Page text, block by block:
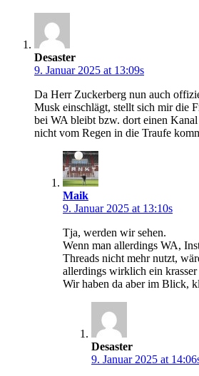
Desaster
9. Januar 2025 at 13:09s
Da Herr Zuckerberg nun auch
Musk einschlägt, stellt sich mir die
bei WA bleibt bzw. dort einen
nicht vom Regen in die Traufe
Maik
9. Januar 2025 at 13:10s
Tja, werden wir sehen.
Wenn man allerdings WA,
Threads nicht mehr nutzt,
allerdings wirklich ein
Wir haben da aber im Blick,
Desaster
9. Januar 2025 at